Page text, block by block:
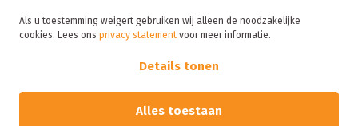
Als u toestemming weigert gebruiken wij alleen de noodzakelijke
cookies. Lees onsprivacy statement voor meer informatie.
Details tonen
Alles toestaan
Sanders|Fritom is onderdeel van de Fritom Group
Privacybeleid